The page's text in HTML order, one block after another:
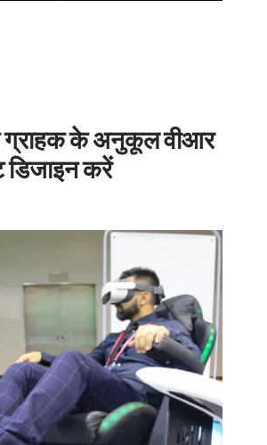
ग्राहक के अनुकूल वीआर
करें